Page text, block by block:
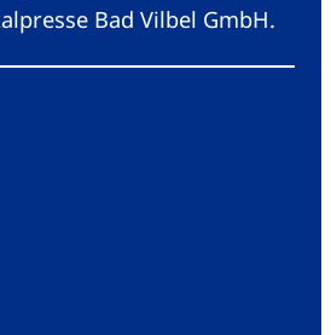
Bad Vilbel GmbH.